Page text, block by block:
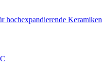
hochexpandierende Keramiken